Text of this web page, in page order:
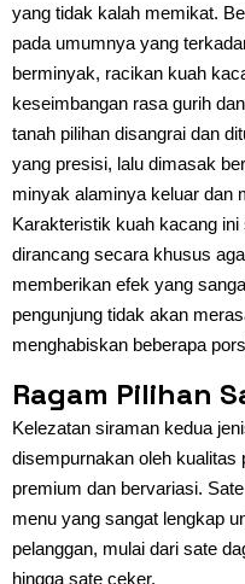
yang tidak kalah memikat.
pada umumnya yang
berminyak, racikan kuah
keseimbangan rasa gurih
tanah pilihan disangrai dan
yang presisi, lalu dimasak
minyak alaminya keluar dan
Karakteristik kuah kacang
dirancang secara khusus
memberikan efek yang
pengunjung tidak akan
menghabiskan beberapa
Ragam Pilihan
Kelezatan siraman kedua
disempurnakan oleh kualitas
premium dan bervariasi.
menu yang sangat lengkap
pelanggan, mulai dari sate
hingga sate ceker.